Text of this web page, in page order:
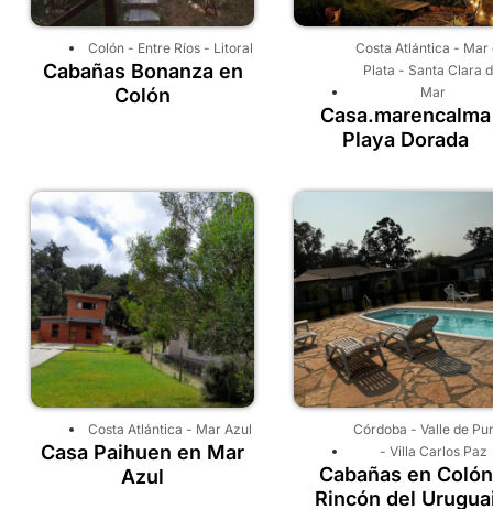
Colón- Entre Ríos- Litoral
Cabañas Bonanza en
Colón
Costa Atlántica - Mar
Plata - Santa Clara
Mar
Casa.marencalma
Playa Dorada
Costa Atlántica - Mar Azul
Casa Paihuen en Mar
Azul
Córdoba - Valle de
- Villa Carlos Paz
Cabañas en Colón
Rincón del